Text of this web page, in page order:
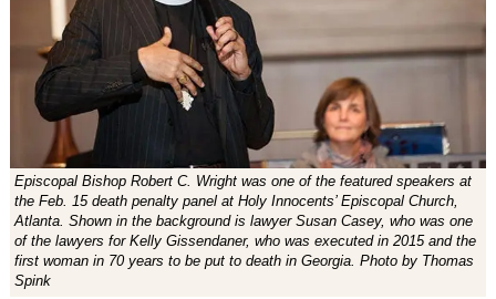
Episcopal Bishop Robert C. Wright was one of the featured speakers at
the Feb. 15 death penalty panel at Holy Innocents’ Episcopal Church,
Atlanta. Shown in the background is lawyer Susan Casey, who was one
of the lawyers for Kelly Gissendaner, who was executed in 2015 and the
first woman in 70 years to be put to death in Georgia. Photo by Thomas
Spink